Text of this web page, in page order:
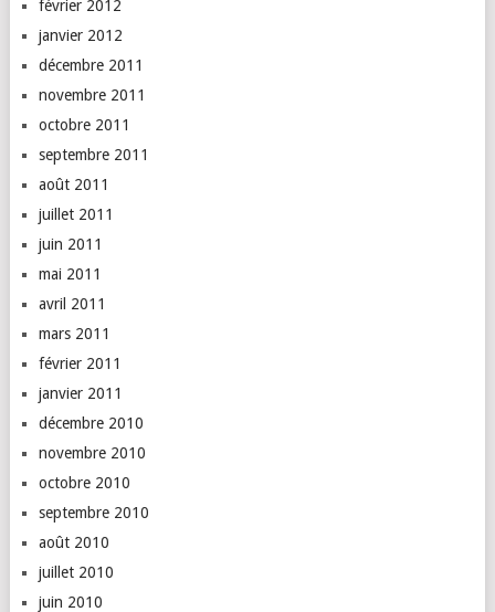
février 2012
janvier 2012
décembre 2011
novembre 2011
octobre 2011
septembre 2011
août 2011
juillet 2011
juin 2011
mai 2011
avril 2011
mars 2011
février 2011
janvier 2011
décembre 2010
novembre 2010
octobre 2010
septembre 2010
août 2010
juillet 2010
juin 2010